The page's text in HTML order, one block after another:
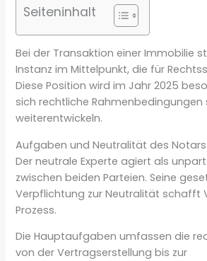
Seiteninhalt
Bei der Transaktion einer Immobilie
Instanz im Mittelpunkt, die für
Diese Position wird im Jahr 2025
sich rechtliche Rahmenbedingungen
weiterentwickeln.
Aufgaben und Neutralität des Notars
Der neutrale Experte agiert als
zwischen beiden Parteien. Seine
Verpflichtung zur Neutralität schafft
Prozess.
Die Hauptaufgaben umfassen die
von der Vertragserstellung bis zur